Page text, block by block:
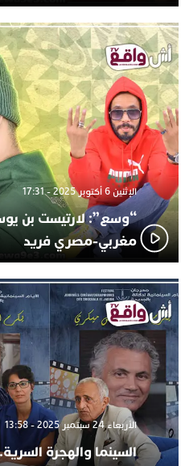
الإثنين 6 أكتوبر 2025 - 17:31
“وسع”: لارتيست بن
مغربي-مصري فريد
الأربعاء 24 سبتمبر 2025 - 13:58
السينما والهجرة